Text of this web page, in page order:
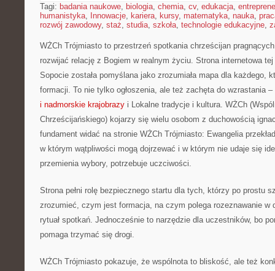
Tagi: badania naukowe, biologia, chemia, cv, edukacja,
humanistyka, Innowacje, kariera, kursy, matematyka, nauka,
rozwój zawodowy, staż, studia, szkoła, technologie edukacyjne,
WŻCh Trójmiasto to przestrzeń spotkania chrześcijan
rozwijać relację z Bogiem w realnym życiu. Strona internetowa
Sopocie została pomyślana jako zrozumiała mapa dla każdego,
formacji. To nie tylko ogłoszenia, ale też zachęta do wzrastania
i nadmorskie krajobrazy i Lokalne tradycje i kultura. WŻCh
Chrześcijańskiego) kojarzy się wielu osobom z duchowością
fundament widać na stronie WŻCh Trójmiasto: Ewangelia
w którym wątpliwości mogą dojrzewać i w którym nie udaje się
przemienia wybory, potrzebuje uczciwości.
Strona pełni rolę bezpiecznego startu dla tych, którzy po prostu
zrozumieć, czym jest formacja, na czym polega rozeznawanie w
rytuał spotkań. Jednocześnie to narzędzie dla uczestników, bo
pomaga trzymać się drogi.
WŻCh Trójmiasto pokazuje, że wspólnota to bliskość, ale też